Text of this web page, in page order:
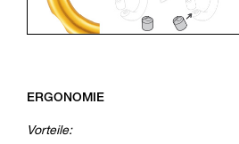
ERGONOMIE
Vorteile: